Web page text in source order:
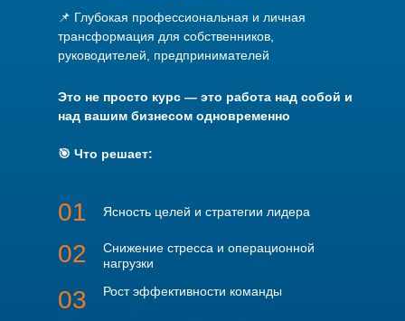
📌 Глубокая профессиональная и личная
трансформация для собственников,
руководителей, предпринимателей
Это не просто курс — это работа над собой и
над вашим бизнесом одновременно
🎯 Что решает:
Рост эффективности команды
Снижение стресса и операционной
нагрузки
02
Ясность целей и стратегии лидера
01
03